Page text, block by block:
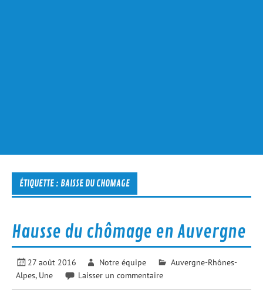
ÉTIQUETTE : BAISSE DU CHOMAGE
Hausse du chômage en Auvergne
27 août 2016 Notre équipe
Auvergne-Rhônes-
Alpes, Une Laisser un commentaire